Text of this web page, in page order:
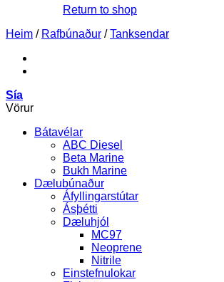
Return to shop
Heim / Rafbúnaður / Tanksendar
Sía
Vörur
Bátavélar
ABC Diesel
Beta Marine
Bukh Marine
Dælubúnaður
Áfyllingarstútar
Ásþétti
Dæluhjól
MC97
Neoprene
Nitrile
Einstefnulokar